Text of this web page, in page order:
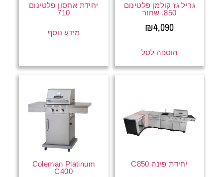
גריל גז קולמן פלטינום
850, שחור
₪4,090
הוספה לסל
יחידת אחסון פלטינום
710
מידע נוסף
יחידת פינה C850
Coleman Platinum
C400